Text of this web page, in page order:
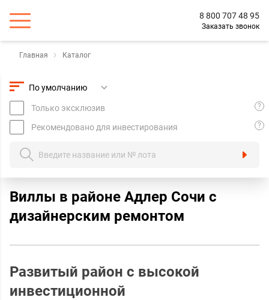
8 800 707 48 95
Заказать звонок
Главная Каталог
Только эксклюзив ?
Рекомендовано для инвестирования ?
Виллы в районе Адлер Сочи с
дизайнерским ремонтом
Развитый район с высокой
инвестиционной